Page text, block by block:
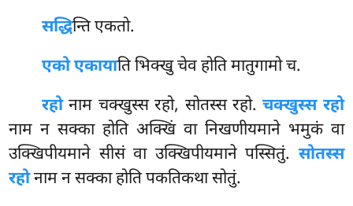
सद्धिन्ति एकतो.
एको एकायाति भिक्खु चेव होति मातुगामो च.
रहोनाम चक्खुस्स रहो, सोतस्स रहो.चक्खुस्स रहो
नाम न सक्का होति अक्खिं वा निखणीयमाने भमुकं वा
उक्खिपीयमाने सीसं वा उक्खिपीयमाने पस्सितुं. सोतस्स
रहोनाम न सक्का होति पकतिकथा सोतुं.